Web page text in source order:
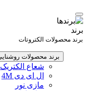
برند
برند محصولات الکتروتات
برند محصولات
شعاع الکتریک
ال ای دی 4M
مازی نور